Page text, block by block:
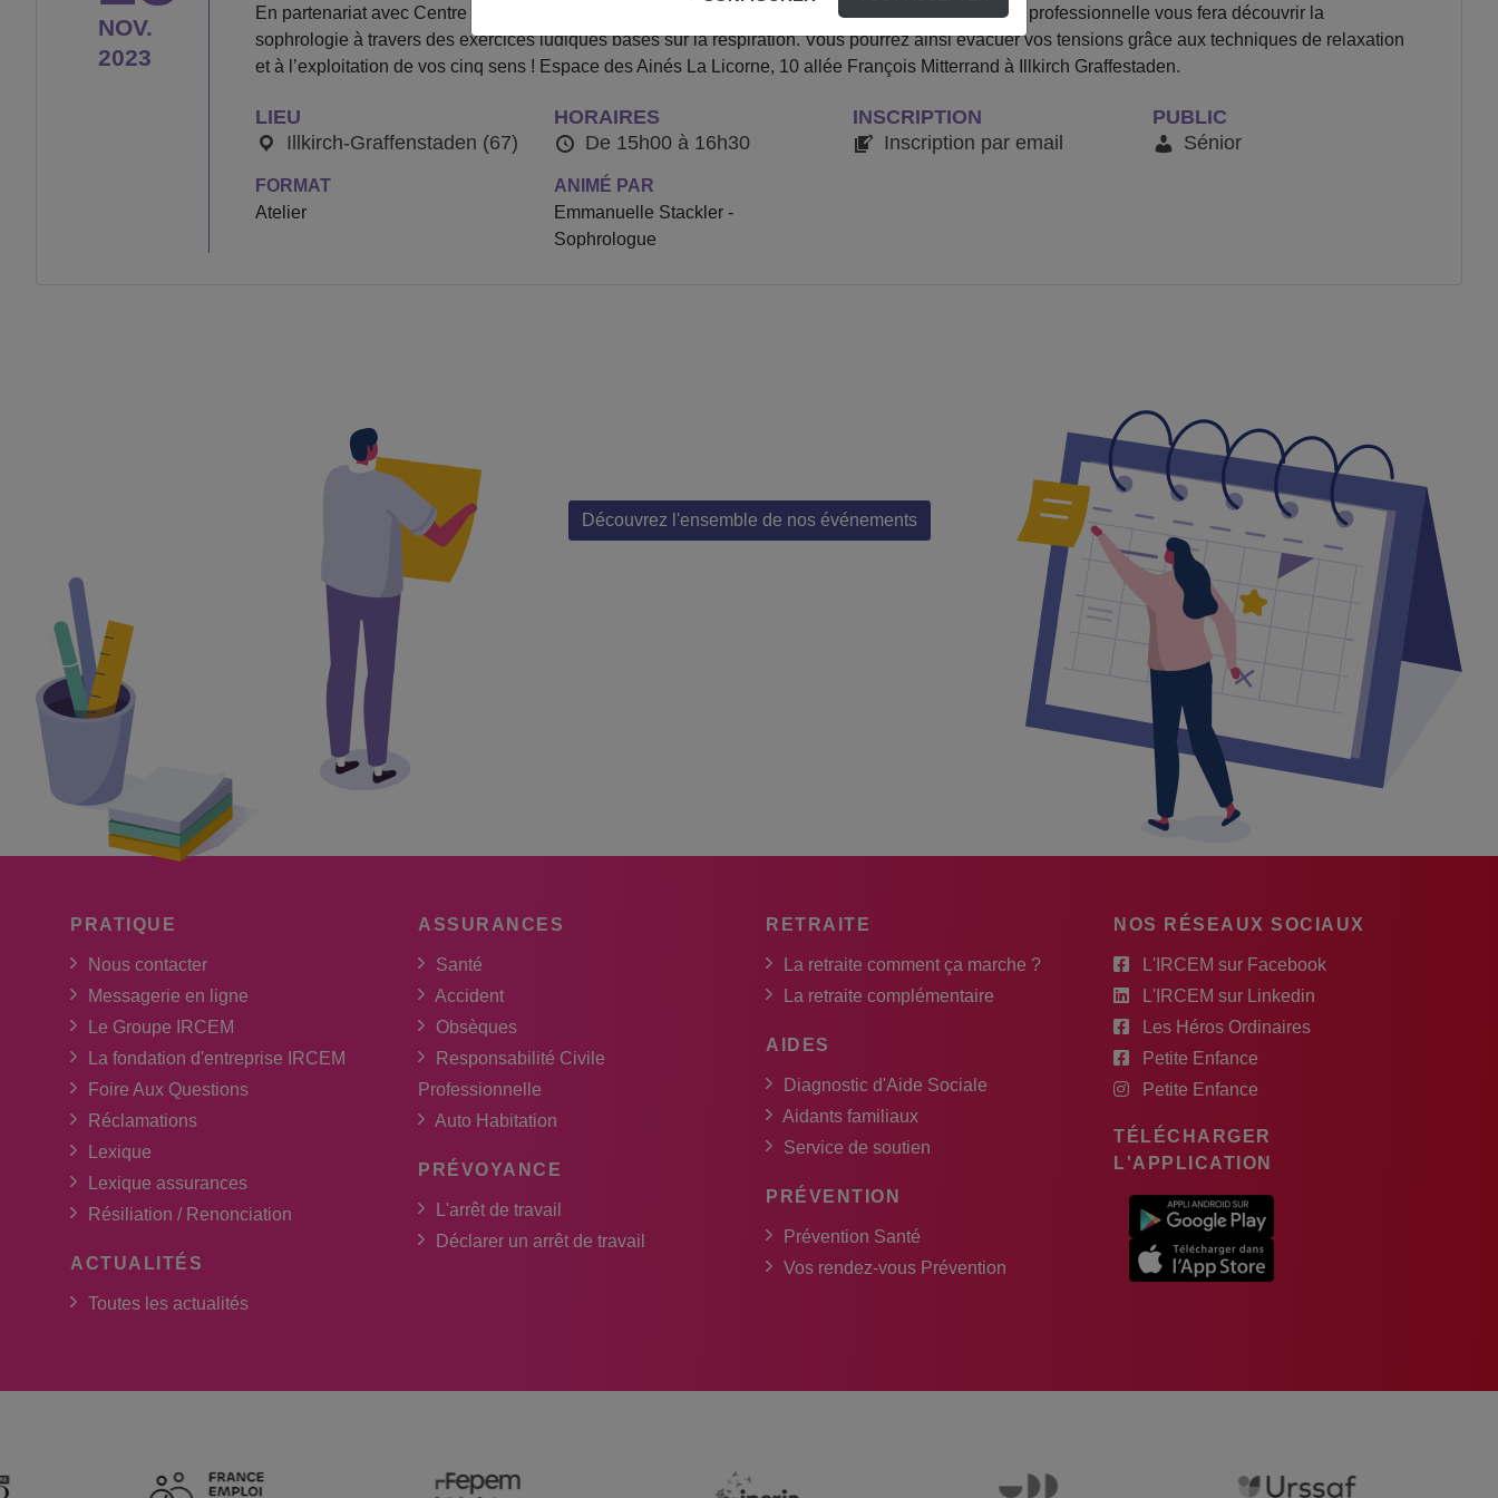
NOV.
2023
En partenariat avec Centre Communal d’Action Sociale d’Illkirch Graffenstaden. Une sophrologue professionnelle vous fera découvrir la
sophrologie à travers des exercices ludiques basés sur la respiration. Vous pourrez ainsi évacuer vos tensions grâce aux techniques de relaxation
et à l’exploitation de vos cinq sens ! Espace des Ainés La Licorne, 10 allée François Mitterrand à Illkirch Graffestaden.
LIEU
Illkirch-Graffenstaden (67)
HORAIRES
De 15h00 à 16h30
INSCRIPTION
Inscription par email
PUBLIC
Sénior
FORMAT
Atelier
ANIMÉ PAR
Emmanuelle Stackler -
Sophrologue
Découvrez l'ensemble de nos événements
PRATIQUE
Nous contacter
Messagerie en ligne
Le Groupe IRCEM
La fondation d'entreprise IRCEM
Foire Aux Questions
Réclamations
Lexique
Lexique assurances
Résiliation / Renonciation
ACTUALITÉS
Toutes les actualités
ASSURANCES
Santé
Accident
Obsèques
Responsabilité Civile
Professionnelle
Auto Habitation
PRÉVOYANCE
L'arrêt de travail
Déclarer un arrêt de travail
RETRAITE
La retraite comment ça marche ?
La retraite complémentaire
AIDES
Diagnostic d'Aide Sociale
Aidants familiaux
Service de soutien
PRÉVENTION
Prévention Santé
Vos rendez-vous Prévention
NOS RÉSEAUX SOCIAUX
L'IRCEM sur Facebook
L'IRCEM sur Linkedin
Les Héros Ordinaires
Petite Enfance
Petite Enfance
TÉLÉCHARGER
L'APPLICATION